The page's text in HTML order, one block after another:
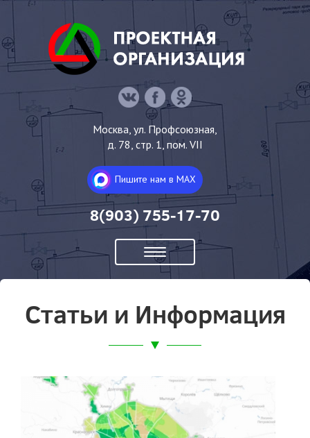
Перейти
основному
содержанию
Москва, ул. Профсоюзная,
д. 78, стр. 1, пом. VII
Пишите нам в MAX
8(903) 755-17-70
Toggle
navigation
Статьи и Информация